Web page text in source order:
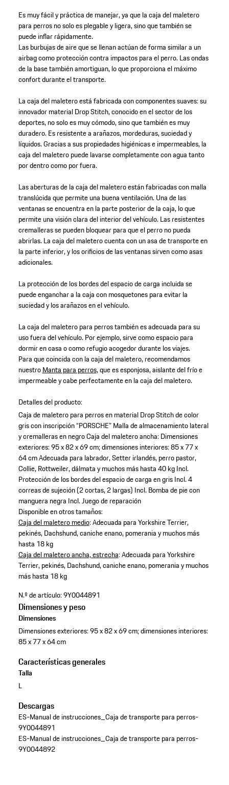
Es muy fácil y práctica de manejar, ya que la caja del maletero
para perros no solo es plegable y ligera, sino que también se
puede inflar rápidamente.
Las burbujas de aire que se llenan actúan de forma similar a un
airbag como protección contra impactos para el perro. Las ondas
de la base también amortiguan, lo que proporciona el máximo
confort durante el transporte.
La caja del maletero está fabricada con componentes suaves: su
innovador material Drop Stitch, conocido en el sector de los
deportes, no solo es muy cómodo, sino que también es muy
duradero. Es resistente a arañazos, mordeduras, suciedad y
líquidos. Gracias a sus propiedades higiénicas e impermeables, la
caja del maletero puede lavarse completamente con agua tanto
por dentro como por fuera.
Las aberturas de la caja del maletero están fabricadas con malla
translúcida que permite una buena ventilación. Una de las
ventanas se encuentra en la parte posterior de la caja, lo que
permite una visión clara del interior del vehículo. Las resistentes
cremalleras se pueden bloquear para que el perro no pueda
abrirlas. La caja del maletero cuenta con un asa de transporte en
la parte inferior, y los orificios de las ventanas sirven como asas
adicionales.
La protección de los bordes del espacio de carga incluida se
puede enganchar a la caja con mosquetones para evitar la
suciedad y los arañazos en el vehículo.
La caja del maletero para perros también es adecuada para su
uso fuera del vehículo. Por ejemplo, sirve como espacio para
dormir en casa o como refugio acogedor durante los viajes.
Para que coincida con la caja del maletero, recomendamos
nuestroManta para perros, que es esponjosa, aislante del frío e
impermeable y cabe perfectamente en la caja del maletero.
Detalles del producto:
Caja de maletero para perros en material Drop Stitch de color
gris con inscripción “PORSCHE” Malla de almacenamiento lateral
y cremalleras en negroCaja del maletero ancha: Dimensiones
exteriores: 95 x 82 x 69 cm; dimensiones interiores: 85 x 77 x
64 cmAdecuada para labrador, Setter irlandés, perro pastor,
Collie, Rottweiler, dálmata y muchos más hasta 40 kg Incl.
Protección de los bordes del espacio de carga en gris Incl. 4
correas de sujeción (2 cortas, 2 largas) Incl. Bomba de pie con
manguera negra Incl. Juego de reparación
Disponible en otros tamaños:
Caja del maletero medio: Adecuada para Yorkshire Terrier,
pekinés, Dachshund, caniche enano, pomerania y muchos más
hasta 18 kg
Caja del maletero ancha, estrecha: Adecuada para Yorkshire
Terrier, pekinés, Dachshund, caniche enano, pomerania y muchos
más hasta 18 kg
N.º de artículo:9Y0044891
Dimensiones y peso
Dimensiones
Dimensiones exteriores: 95 x 82 x 69 cm; dimensiones interiores:
85 x 77 x 64 cm
Características generales
Talla
L
Descargas
ES-Manual de instrucciones_Caja de transporte para perros-
9Y0044891
ES-Manual de instrucciones_Caja de transporte para perros-
9Y0044892